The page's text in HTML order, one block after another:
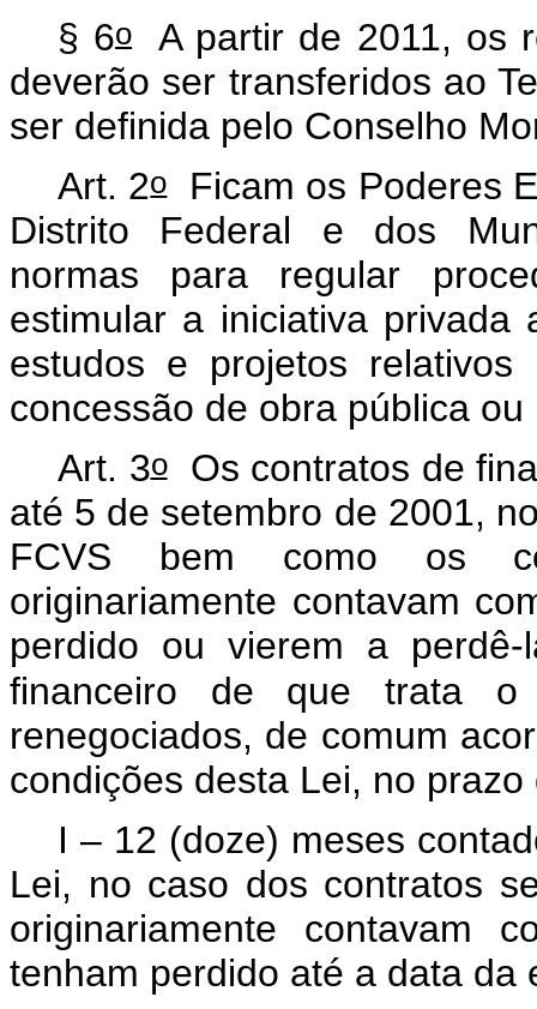
§ 6oA partir de 2011, os
deverão ser transferidos ao
ser definida pelo Conselho
Art. 2oFicam os Poderes
Distrito Federal e dos
normas para regular
estimular a iniciativa
estudos e projetos
concessão de obra pública
Art. 3oOs contratos de
até 5 de setembro de 2001,
FCVS bem como os
originariamente contavam
perdido ou vierem a
financeiro de que trata
renegociados, de comum
condições desta Lei, no
I – 12 (doze) meses
Lei, no caso dos contratos
originariamente contavam
tenham perdido até a data